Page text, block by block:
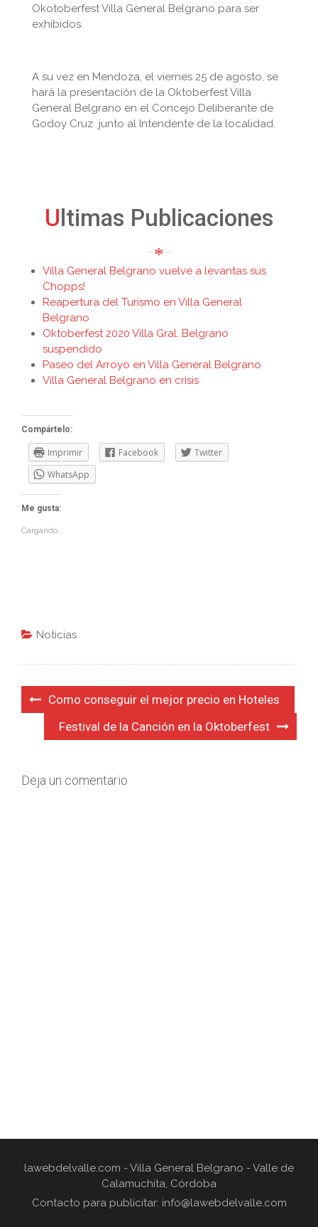
Okotoberfest Villa General Belgrano para ser
exhibidos.
A su vez en Mendoza, el viernes 25 de agosto, se
hará la presentación de la Oktoberfest Villa
General Belgrano en el Concejo Deliberante de
Godoy Cruz junto al Intendente de la localidad.
Ultimas Publicaciones
Villa General Belgrano vuelve a levantas sus
Chopps!
Reapertura del Turismo en Villa General
Belgrano
Oktoberfest 2020 Villa Gral. Belgrano
suspendido
Paseo del Arroyo en Villa General Belgrano
Villa General Belgrano en crisis
Compártelo:
Imprimir Facebook
Twitter
WhatsApp
Me gusta:
Cargando...
Noticias
Navegación
de
entradas
Como conseguir el mejor precio en Hoteles
Festival de la Canción en la Oktoberfest
Deja un comentario
lawebdelvalle.com - Villa General Belgrano - Valle de
Calamuchita, Córdoba
Contacto para publicitar: info@lawebdelvalle.com